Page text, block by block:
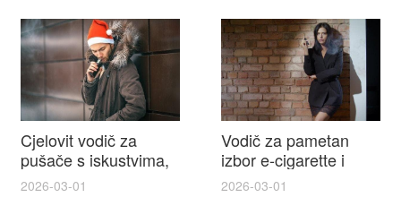
Cjelovit vodič za
pušače s iskustvima,
recenzijama i
2026-03-01
Vodič za pametan
izbor e-cigarette i
savjeti kako postići
2026-03-01